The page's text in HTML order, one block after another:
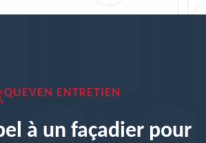
QUEVEN ENTRETIEN
à un façadier pour